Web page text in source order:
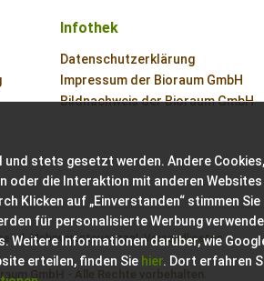
Infothek
Datenschutzerklärung
Impressum der Bioraum GmbH
Bildnachweis der Bioraum GmbH
Mehrwertsteuer zzgl.Versandkosten
GmbH - Alle Rechte vorbehalten.
stets gesetzt werden. Andere
oder die Interaktion mit anderen Websites
Klicken auf „Einverstanden“ stimmen Sie
für personalisierte Werbung
Weitere Informationen darüber, wie
erteilen, finden Sie hier. Dort erfahren